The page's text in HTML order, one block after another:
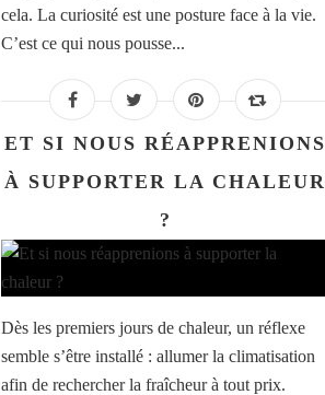
cela. La curiosité est une posture face à la vie.
C’est ce qui nous pousse...
ET SI NOUS RÉAPPRENIONS
À SUPPORTER LA CHALEUR
?
Dès les premiers jours de chaleur, un réflexe
semble s’être installé : allumer la climatisation
afin de rechercher la fraîcheur à tout prix.